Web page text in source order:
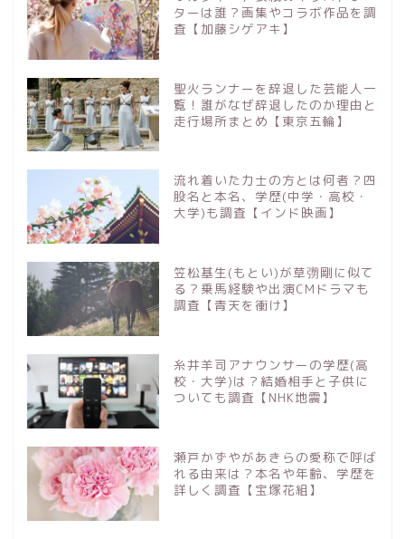
ターは誰？画集やコラボ作品を調
査【加藤シゲアキ】
聖火ランナーを辞退した芸能人一
覧！誰がなぜ辞退したのか理由と
走行場所まとめ【東京五輪】
流れ着いた力士の方とは何者？四
股名と本名、学歴(中学・高校・
大学)も調査【インド映画】
笠松基生(もとい)が草彅剛に似て
る？乗馬経験や出演CMドラマも
調査【青天を衝け】
糸井羊司アナウンサーの学歴(高
校・大学)は？結婚相手と子供に
ついても調査【NHK地震】
瀬戸かずやがあきらの愛称で呼ば
れる由来は？本名や年齢、学歴を
詳しく調査【宝塚花組】